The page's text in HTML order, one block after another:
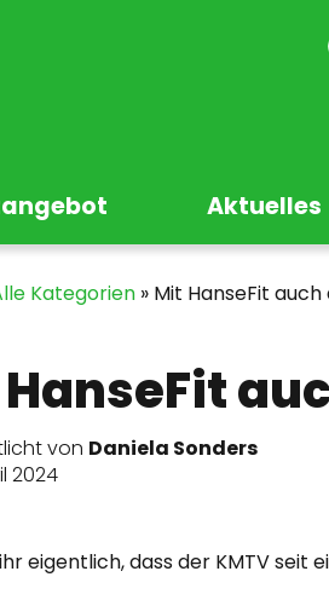
Aktuelles
Kategorien » Mit HanseFit
von Daniela Sonders
2024
eigentlich, dass der KMTV seit